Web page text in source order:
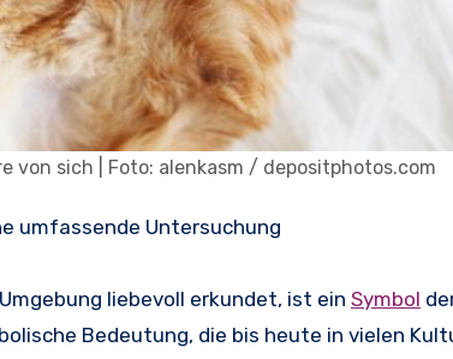
von sich | Foto: alenkasm / depositphotos.com
umfassende Untersuchung
liebevoll erkundet, ist ein Symbol
Bedeutung, die bis heute in vielen